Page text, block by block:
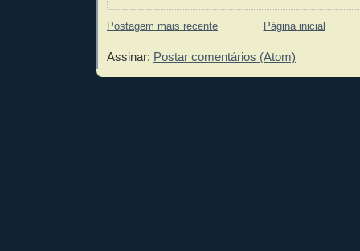
Postagem mais recente Página inicial
Assinar: Postar comentários (Atom)